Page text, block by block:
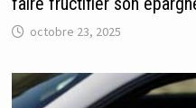
octobre 23, 2025